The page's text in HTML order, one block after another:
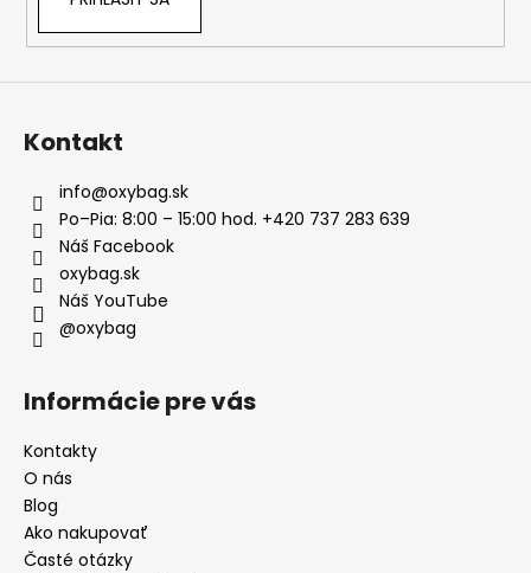
Kontakt
info@oxybag.sk
Po–Pia: 8:00 – 15:00 hod. +420 737 283 639
Náš Facebook
oxybag.sk
Náš YouTube
@oxybag
Informácie pre vás
Kontakty
O nás
Blog
Ako nakupovať
Časté otázky